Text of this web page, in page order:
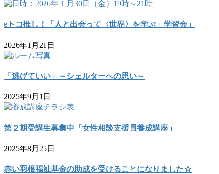
eトコ推し！「人と出会って〈世界〉を学ぶ」学習会」
2026年1月21日
「逃げていい」～シェルターへの思い～
2025年9月1日
第２期受講生募集中「女性相談支援員養成講座」
2025年8月25日
赤い羽根福祉基金の助成を受けることになりました☆